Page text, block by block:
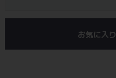
お気に入